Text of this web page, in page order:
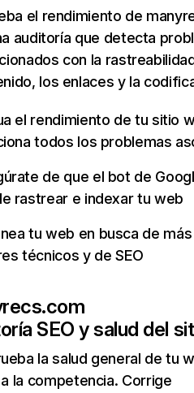
el rendimiento de
auditoría que detecta
con la
los enlaces y la
el rendimiento de tu sitio
todos los problemas
de que el bot de
rastrear e indexar tu web
tu web en busca de
técnicos y de SEO
SEO y salud del
la salud general de tu
la competencia. Corrige